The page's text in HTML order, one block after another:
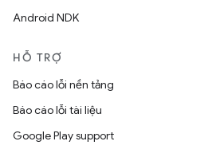
Android NDK
HỖ TRỢ
Báo cáo lỗi nền tảng
Báo cáo lỗi tài liệu
Google Play support